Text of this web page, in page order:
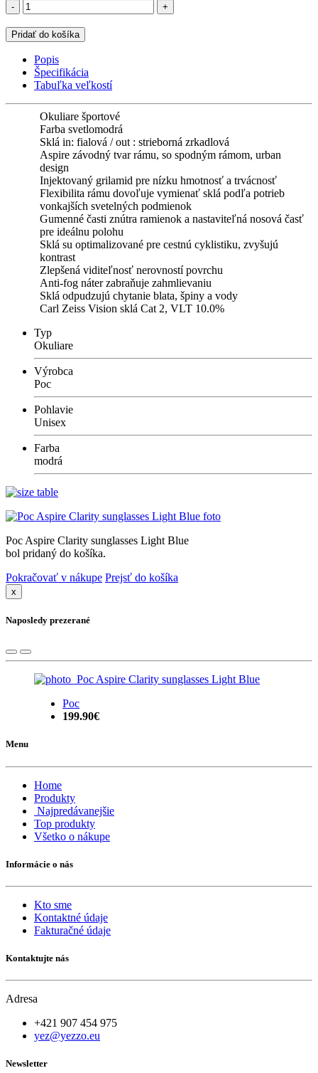
- +
Pridať do košíka
Popis
Špecifikácia
Tabuľka veľkostí
Okuliare športové
Farba svetlomodrá
Sklá in: fialová / out : strieborná zrkadlová
Aspire závodný tvar rámu, so spodným rámom, urban
design
Injektovaný grilamid pre nízku hmotnosť a trvácnosť
Flexibilita rámu dovoľuje vymienať sklá podľa potrieb
vonkajších svetelných podmienok
Gumenné časti znútra ramienok a nastaviteľná nosová časť
pre ideálnu polohu
Sklá su optimalizované pre cestnú cyklistiku, zvyšujú
kontrast
Zlepšená viditeľnosť nerovností povrchu
Anti-fog náter zabraňuje zahmlievaniu
Sklá odpudzujú chytanie blata, špiny a vody
Carl Zeiss Vision sklá Cat 2, VLT 10.0%
Typ
Okuliare
Výrobca
Poc
Pohlavie
Unisex
Farba
modrá
Poc Aspire Clarity sunglasses Light Blue
bol pridaný do košíka.
Pokračovať v nákupe Prejsť do košíka
x
Naposledy prezerané
Poc
199.90€
Menu
Home
Produkty
Najpredávanejšie
Top produkty
Všetko o nákupe
Informácie o nás
Kto sme
Kontaktné údaje
Fakturačné údaje
Kontaktujte nás
Adresa
+421 907 454 975
yez@yezzo.eu
Newsletter